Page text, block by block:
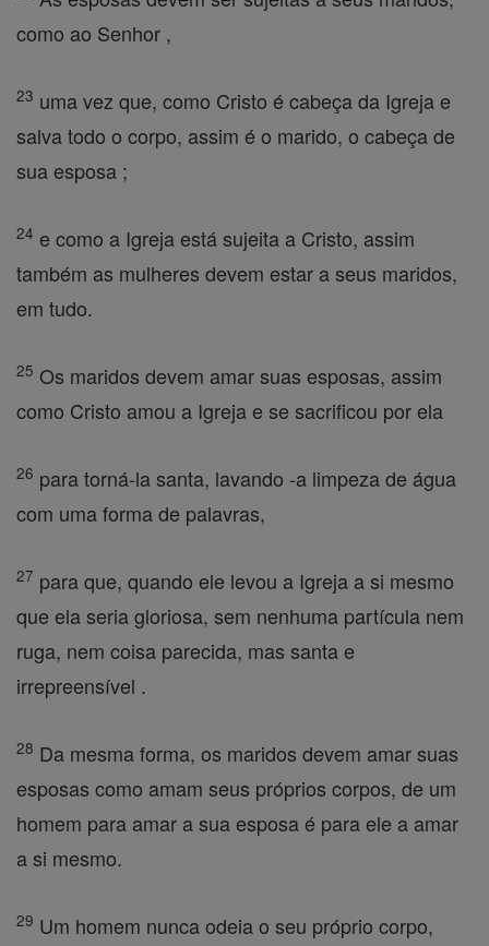
como ao Senhor ,
23 uma vez que, como Cristo é cabeça da Igreja e
salva todo o corpo, assim é o marido, o cabeça de
sua esposa ;
24 e como a Igreja está sujeita a Cristo, assim
também as mulheres devem estar a seus maridos,
em tudo.
25 Os maridos devem amar suas esposas, assim
como Cristo amou a Igreja e se sacrificou por ela
26 para torná-la santa, lavando -a limpeza de água
com uma forma de palavras,
27 para que, quando ele levou a Igreja a si mesmo
que ela seria gloriosa, sem nenhuma partícula nem
ruga, nem coisa parecida, mas santa e
irrepreensível .
28 Da mesma forma, os maridos devem amar suas
esposas como amam seus próprios corpos, de um
homem para amar a sua esposa é para ele a amar
a si mesmo.
29 Um homem nunca odeia o seu próprio corpo,